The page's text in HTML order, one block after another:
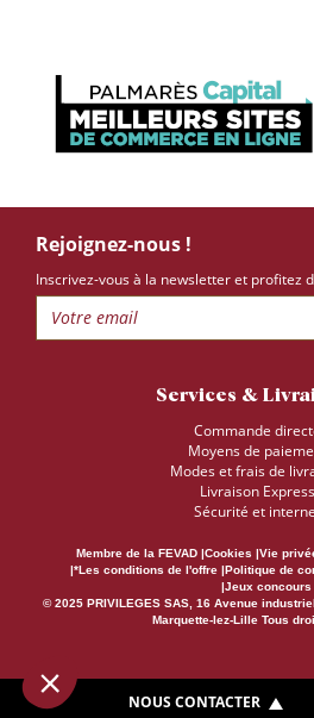
Rejoignez-nous !
Inscrivez-vous à la newsletter et profitez
Services &
Commande
Moyens de
Modes et frais de
Livraison Express
Sécurité et
Membre de la FEVAD Cookies Vie
*Les conditions de l'offre Politique de
Jeux concours
© 2025 PRIVILEGES SAS, 16 Avenue
Marquette-lez-Lille Tous
NOUS CONTACTER
Notre café Quintessens’ est issu d’une sélection rigoureuse de grains cultivés en altitude, sur des sols riches au climat idéal. Ce mélange est sublimé par la présence
8.74